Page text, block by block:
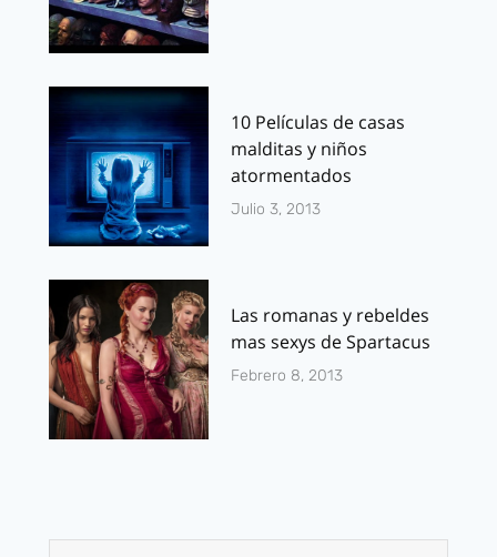
10 Películas de casas
malditas y niños
atormentados
Julio 3, 2013
Las romanas y rebeldes
mas sexys de Spartacus
Febrero 8, 2013